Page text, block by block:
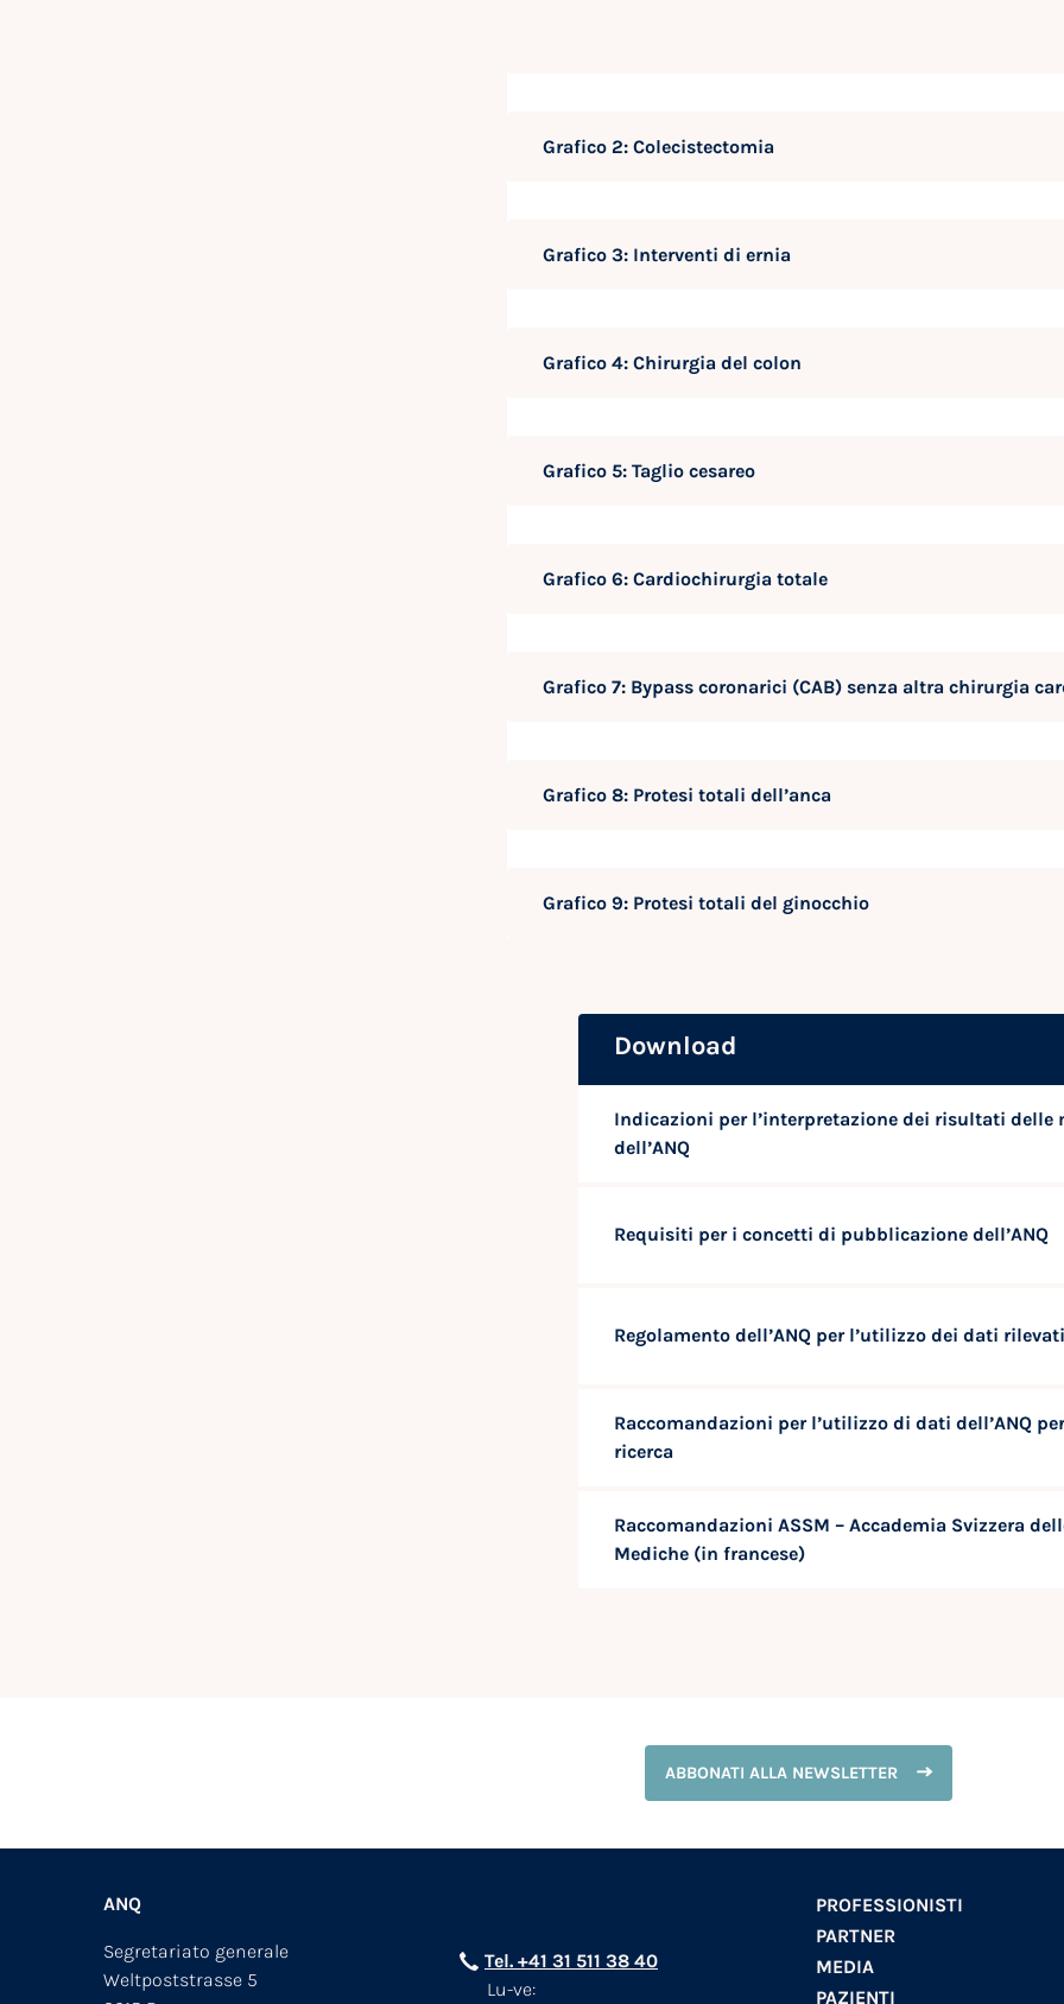
Grafico 2: Colecistectomia
Grafico 3: Interventi di ernia
Grafico 4: Chirurgia del colon
Grafico 5: Taglio cesareo
Grafico 6: Cardiochirurgia totale
Grafico 7: Bypass coronarici (CAB) senza altra chirurgia
Grafico 8: Protesi totali dell’anca
Grafico 9: Protesi totali del ginocchio
Download
Indicazioni per l’interpretazione dei risultati delle
dell’ANQ
Requisiti per i concetti di pubblicazione dell’ANQ
Regolamento dell’ANQ per l’utilizzo dei dati rilevati
Raccomandazioni per l’utilizzo di dati dell’ANQ
ricerca
Raccomandazioni ASSM – Accademia Svizzera
Mediche (in francese)
ABBONATI ALLA NEWSLETTER
ANQ
Segretariato generale
Weltpoststrasse 5
Tel. +41 31 511 38 40
Lu-ve:
PROFESSIONISTI
PARTNER
MEDIA
PAZIENTI